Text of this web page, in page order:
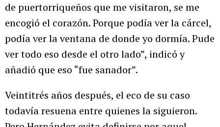
de puertorriqueños que me visitaron, se me
encogió el corazón. Porque podía ver la cárcel,
podía ver la ventana de donde yo dormía. Pude
ver todo eso desde el otro lado”, indicó y
añadió que eso “fue sanador”.
Veintitrés años después, el eco de su caso
todavía resuena entre quienes la siguieron.